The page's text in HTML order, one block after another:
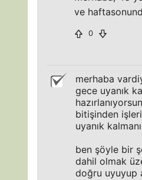
ve
0
merhaba
gece uyanık
bitişinden
uyanık
ben şöyle bir
dahil olmak
doğru uyuyup